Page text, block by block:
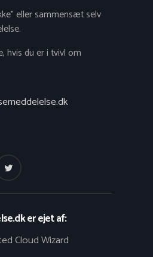
eller sammensæt selv
hvis du er i tvivl om
er ejet af:
Cloud Wizard